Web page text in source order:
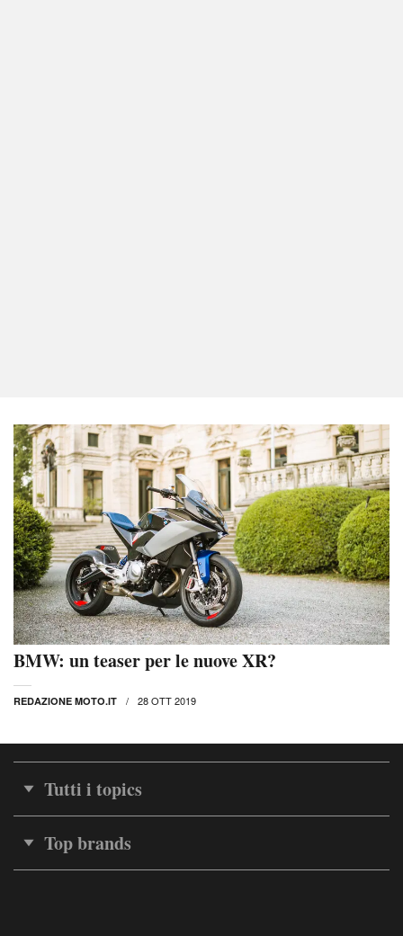
BMW: un teaser per le nuove XR?
REDAZIONE MOTO.IT 28 OTT 2019
Tutti i topics
Top brands